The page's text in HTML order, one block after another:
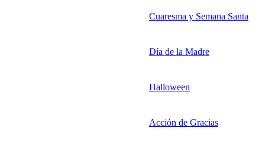
Cuaresma y Semana Santa
Día de la Madre
Halloween
Acción de Gracias